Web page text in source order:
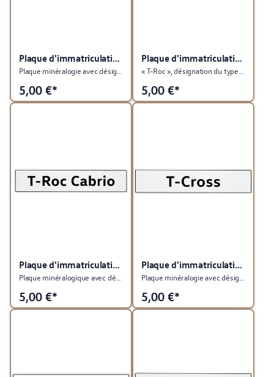
Plaque d'immatriculation du véhicule
Plaque minéralogie avec désignation du type T-Roc
5,00 €*
Plaque d'immatriculation du véhicule
« T-Roc », désignation du type de plaque d'immatriculation, argent/gris
5,00 €*
Plaque d'immatriculation du véhicule
5,00 €*
Plaque d'immatriculation du véhicule
5,00 €*